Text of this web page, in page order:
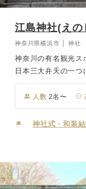
江島神社(え
神奈川県横浜市 │ 神社
神奈川の有名観光ス
日本三大弁天の一
る三姉妹の女神様
や)」「奥津宮(おく
(たぎつひめのみこ
紀理比賣命(たぎり
むことができるロケ
にとっても想い出深
人数 2名〜
神社式・和装